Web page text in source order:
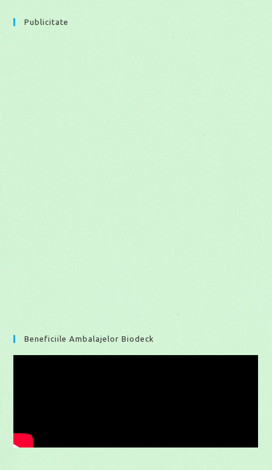
Publicitate
Beneficiile Ambalajelor Biodeck